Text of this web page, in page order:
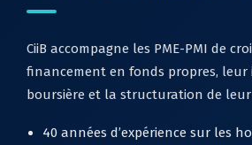
CiiB accompagne les PME-PMI de
financement en fonds propres, leur
boursière et la structuration de
40 années d’expérience sur les